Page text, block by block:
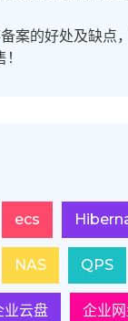
案的好处及缺点
ecs
NAS QPS
业云盘 企业